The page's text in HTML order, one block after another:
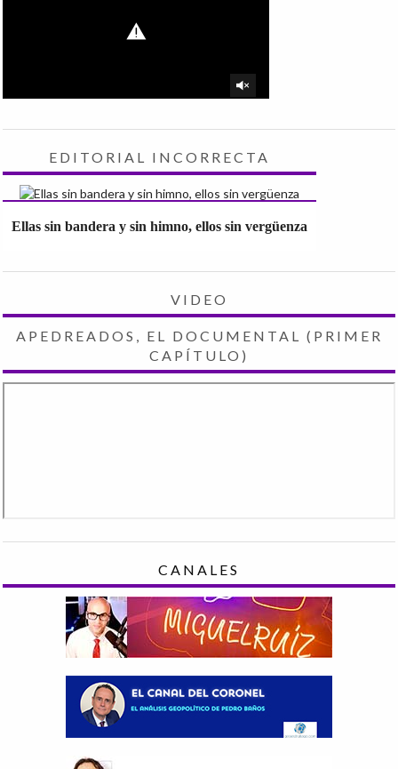
EDITORIAL INCORRECTA
Ellas sin bandera y sin himno, ellos sin vergüenza
VIDEO
APEDREADOS, EL DOCUMENTAL (PRIMER
CAPÍTULO)
CANALES